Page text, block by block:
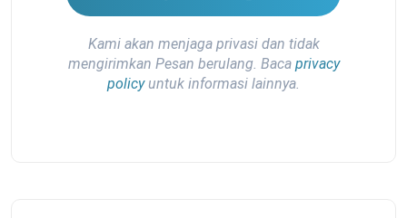
Kami akan menjaga privasi dan tidak
mengirimkan Pesan berulang. Baca privacy
policyuntuk informasi lainnya.